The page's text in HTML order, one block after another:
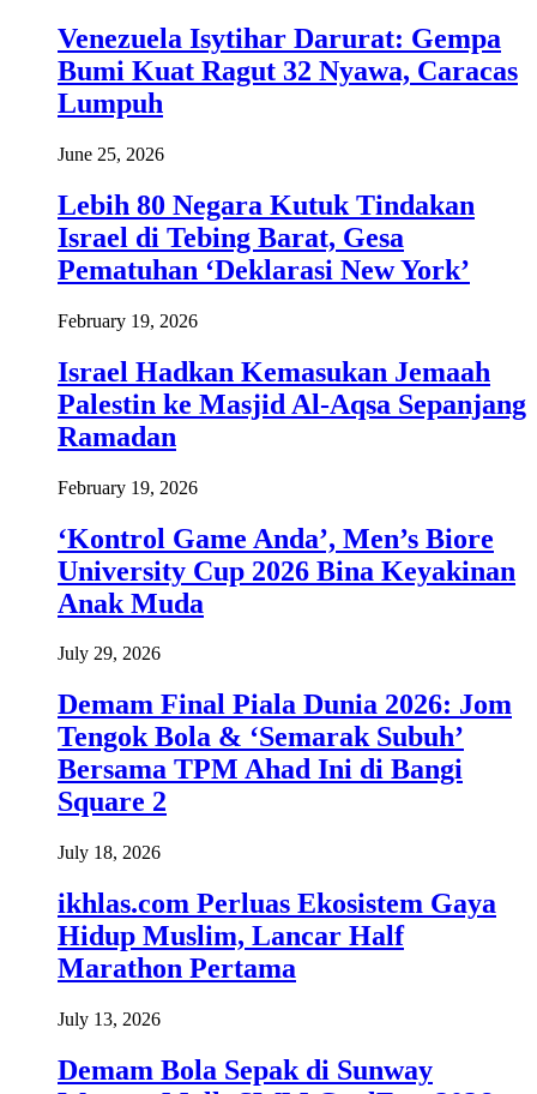
Venezuela Isytihar Darurat: Gempa
Bumi Kuat Ragut 32 Nyawa, Caracas
Lumpuh
June 25, 2026
Lebih 80 Negara Kutuk Tindakan
Israel di Tebing Barat, Gesa
Pematuhan ‘Deklarasi New York’
February 19, 2026
Israel Hadkan Kemasukan Jemaah
Palestin ke Masjid Al-Aqsa Sepanjang
Ramadan
February 19, 2026
‘Kontrol Game Anda’, Men’s Biore
University Cup 2026 Bina Keyakinan
Anak Muda
July 29, 2026
Demam Final Piala Dunia 2026: Jom
Tengok Bola & ‘Semarak Subuh’
Bersama TPM Ahad Ini di Bangi
Square 2
July 18, 2026
ikhlas.com Perluas Ekosistem Gaya
Hidup Muslim, Lancar Half
Marathon Pertama
July 13, 2026
Demam Bola Sepak di Sunway